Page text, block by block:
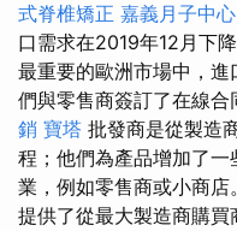
式脊椎矯正 嘉義月子中心
口需求在2019年12月下
最重要的歐洲市場中，
們與零售商簽訂了在線合
銷 寶塔 批發商是從製造
程；他們為產品增加了
業，例如零售商或小商店
提供了從最大製造商購